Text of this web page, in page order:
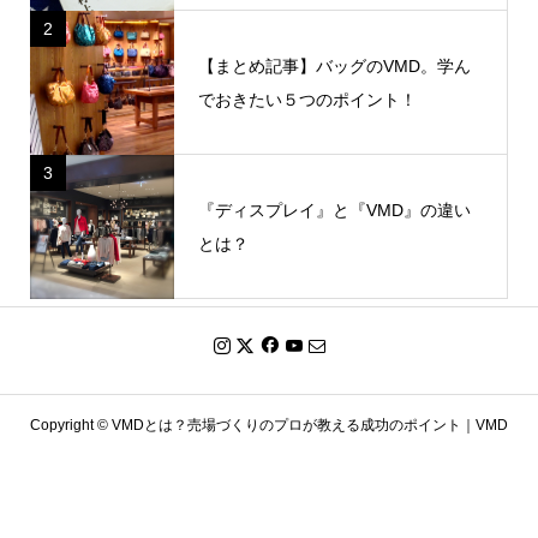
2
【まとめ記事】バッグのVMD。学ん
でおきたい５つのポイント！
3
『ディスプレイ』と『VMD』の違い
とは？
Copyright © VMDとは？売場づくりのプロが教える成功のポイント｜VMD